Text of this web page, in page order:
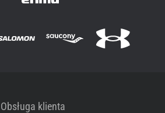
Obsługa klienta